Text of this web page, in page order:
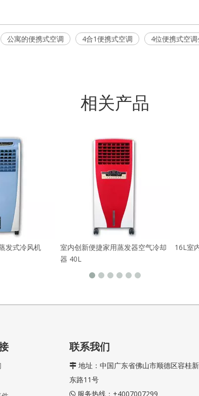
公寓的便携式空调 4合1便携式空调 4位便携式空调
相关产品
发式冷风机
室内创新便捷家用蒸发器空气冷却
器 40L
16L室
联系我们
 地址：中国广东省佛山市顺德区容桂
东路11号
 服务热线：+4007007299